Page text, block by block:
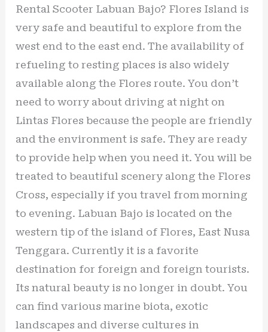
Rental Scooter Labuan Bajo? Flores Island is
very safe and beautiful to explore from the
west end to the east end. The availability of
refueling to resting places is also widely
available along the Flores route. You don’t
need to worry about driving at night on
Lintas Flores because the people are friendly
and the environment is safe. They are ready
to provide help when you need it. You will be
treated to beautiful scenery along the Flores
Cross, especially if you travel from morning
to evening. Labuan Bajo is located on the
western tip of the island of Flores, East Nusa
Tenggara. Currently it is a favorite
destination for foreign and foreign tourists.
Its natural beauty is no longer in doubt. You
can find various marine biota, exotic
landscapes and diverse cultures in